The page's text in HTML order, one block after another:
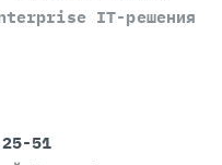
IT-решения
51